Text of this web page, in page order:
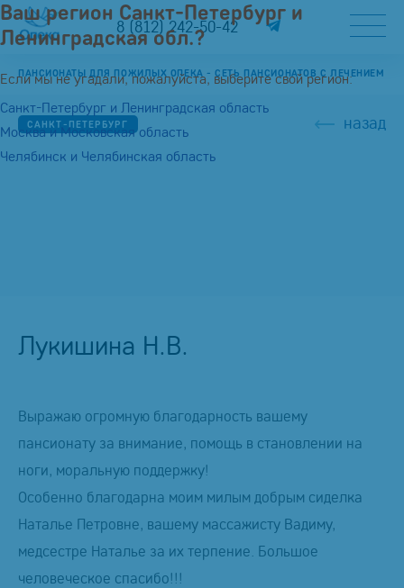
8 (812) 242-50-42
ПАНСИОНАТЫ ДЛЯ ПОЖИЛЫХ ОПЕКА - СЕТЬ ПАНСИОНАТОВ С ЛЕЧЕНИЕМ
САНКТ-ПЕТЕРБУРГ назад
Лукишина Н.В.
Выражаю огромную благодарность вашему
пансионату за внимание, помощь в становлении на
ноги, моральную поддержку!
Особенно благодарна моим милым добрым сиделка
Наталье Петровне, вашему массажисту Вадиму,
медсестре Наталье за их терпение. Большое
человеческое спасибо!!!
Ваш регион Санкт-Петербург и
Ленинградская обл.?
Если мы не угадали, пожалуйста, выберите свой регион:
Санкт-Петербург и Ленинградская область
Москва и Московская область
Челябинск и Челябинская область